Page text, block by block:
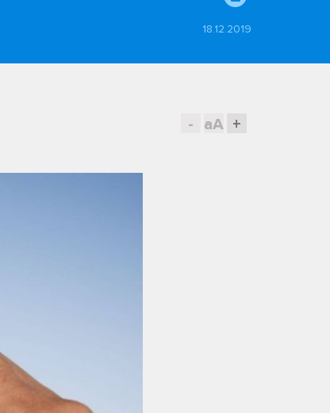
18.12.2019
- aA +